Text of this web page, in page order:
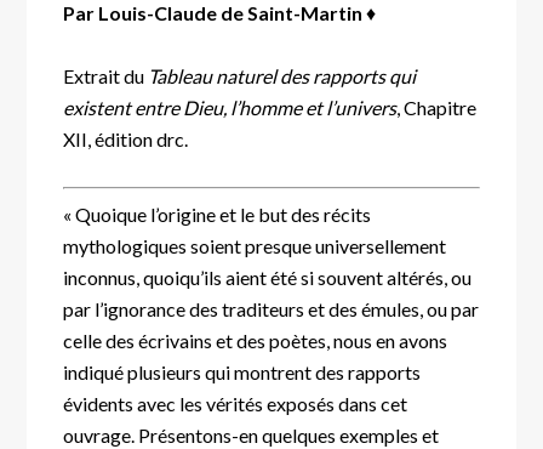
Par Louis-Claude de Saint-Martin ♦
Extrait du Tableau naturel des rapports qui
existent entre Dieu, l’homme et l’univers, Chapitre
XII, édition drc.
« Quoique l’origine et le but des récits
mythologiques soient presque universellement
inconnus, quoiqu’ils aient été si souvent altérés, ou
par l’ignorance des traditeurs et des émules, ou par
celle des écrivains et des poètes, nous en avons
indiqué plusieurs qui montrent des rapports
évidents avec les vérités exposés dans cet
ouvrage. Présentons-en quelques exemples et